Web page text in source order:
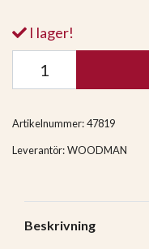
I lager!
Artikelnummer:47819
Leverantör:WOODMAN
Beskrivning